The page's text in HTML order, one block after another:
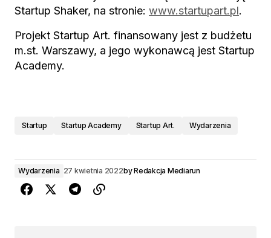
Startup Shaker, na stronie: www.startupart.pl.
Projekt Startup Art. finansowany jest z budżetu
m.st. Warszawy, a jego wykonawcą jest Startup
Academy.
Startup Startup Academy Startup Art. Wydarzenia
Wydarzenia 27 kwietnia 2022byRedakcja Mediarun